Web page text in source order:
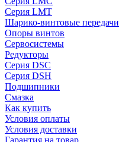
Серия LMT
Шарико-винтовые передачи
Опоры винтов
Сервосистемы
Редукторы
Серия DSC
Серия DSH
Подшипники
Смазка
Как купить
Условия оплаты
Условия доставки
Гарантия на товар